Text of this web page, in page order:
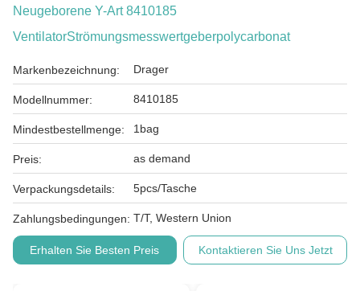
Neugeborene Y-Art 8410185
VentilatorStrömungsmesswertgeberpolycarbonat
Markenbezeichnung: Drager
Modellnummer: 8410185
Mindestbestellmenge: 1bag
Preis: as demand
Verpackungsdetails: 5pcs/Tasche
Zahlungsbedingungen: T/T, Western Union
Erhalten Sie Besten Preis Kontaktieren Sie Uns Jetzt